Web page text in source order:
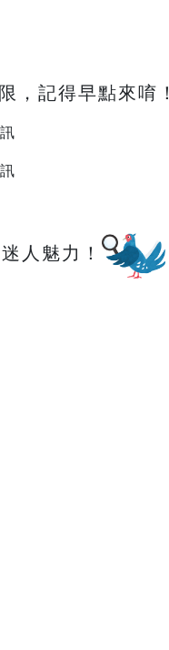
，記得早點來唷！
人魅力！